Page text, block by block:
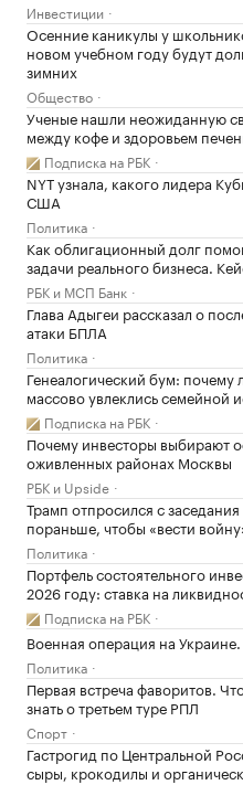
Инвестиции
Осенние каникулы у
новом учебном году будут
зимних
Общество
Ученые нашли неожиданную
между кофе и здоровьем
Подписка на РБК
NYT узнала, какого лидера
США
Политика
Как облигационный долг
задачи реального бизнеса.
РБК и МСП Банк
Глава Адыгеи рассказал о
атаки БПЛА
Политика
Генеалогический бум: почему
массово увлеклись семейной
Подписка на РБК
Почему инвесторы выбирают
оживленных районах Москвы
РБК и Upside
Трамп отпросился с
пораньше, чтобы «вести
Политика
Портфель состоятельного
2026 году: ставка на
Подписка на РБК
Военная операция на
Политика
Первая встреча фаворитов.
знать о третьем туре РПЛ
Спорт
Гастрогид по Центральной
сыры, крокодилы и